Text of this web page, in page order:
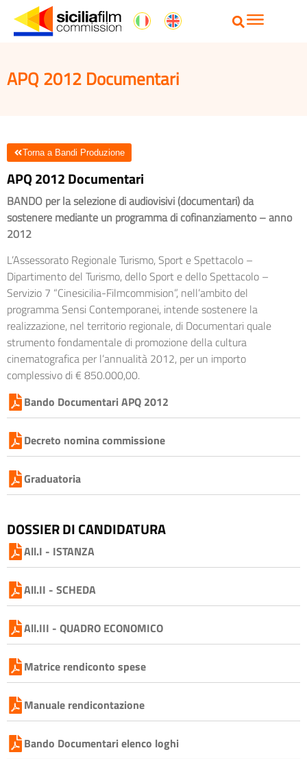
APQ 2012 Documentari
Torna a Bandi Produzione
APQ 2012 Documentari
BANDO per la selezione di audiovisivi (documentari) da
sostenere mediante un programma di cofinanziamento – anno
2012
L’Assessorato Regionale Turismo, Sport e Spettacolo –
Dipartimento del Turismo, dello Sport e dello Spettacolo –
Servizio 7 “Cinesicilia-Filmcommision”, nell’ambito del
programma Sensi Contemporanei, intende sostenere la
realizzazione, nel territorio regionale, di Documentari quale
strumento fondamentale di promozione della cultura
cinematografica per l’annualità 2012, per un importo
complessivo di € 850.000,00.
Bando Documentari APQ 2012
Decreto nomina commissione
Graduatoria
DOSSIER DI CANDIDATURA
All.I - ISTANZA
All.II - SCHEDA
All.III - QUADRO ECONOMICO
Matrice rendiconto spese
Manuale rendicontazione
Bando Documentari elenco loghi